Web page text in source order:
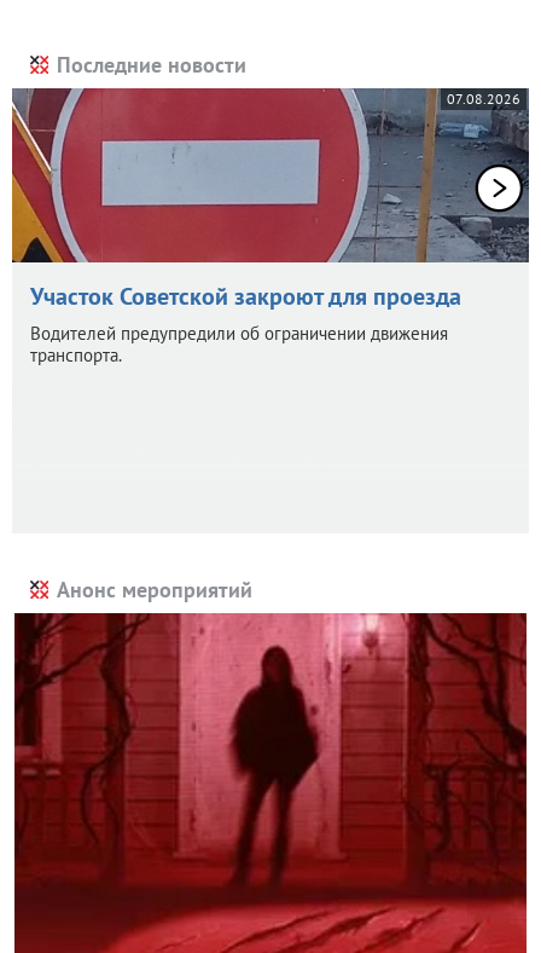
Последние новости
07.08.2026
Участок Советской закроют для проезда
Водителей предупредили об ограничении движения
транспорта.
Анонс мероприятий